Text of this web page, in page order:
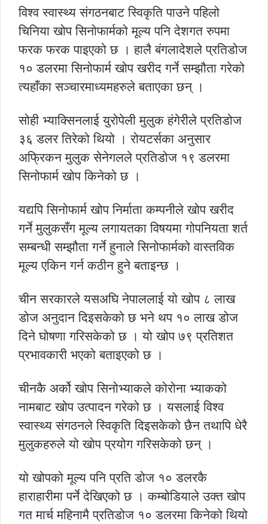
विश्व स्वास्थ्य संगठनबाट स्विकृति पाउने पहिलो
चिनिया खोप सिनोफार्मको मूल्य पनि देशगत रुपमा
फरक फरक पाइएको छ । हालै बंगलादेशले प्रतिडोज
१० डलरमा सिनोफार्म खोप खरीद गर्ने सम्झौता गरेको
त्यहाँका सञ्चारमाध्यमहरुले बताएका छन् ।
सोही भ्याक्सिनलाई युरोपेली मुलुक हंगेरीले प्रतिडोज
३६ डलर तिरेको थियो । रोयटर्सका अनुसार
अफ्रिकन मुलुक सेनेगलले प्रतिडोज १९ डलरमा
सिनोफार्म खोप किनेको छ ।
यद्यपि सिनोफार्म खोप निर्माता कम्पनीले खोप खरीद
गर्ने मुलुकसँग मूल्य लगायतका विषयमा गोपनियता शर्त
सम्बन्धी सम्झौता गर्ने हुनाले सिनोफार्मको वास्तविक
मूल्य एकिन गर्न कठीन हुने बताइन्छ ।
चीन सरकारले यसअघि नेपाललाई यो खोप ८ लाख
डोज अनुदान दिइसकेको छ भने थप १० लाख डोज
दिने घोषणा गरिसकेको छ । यो खोप ७९ प्रतिशत
प्रभावकारी भएको बताइएको छ ।
चीनकै अर्को खोप सिनोभ्याकले कोरोना भ्याकको
नामबाट खोप उत्पादन गरेको छ । यसलाई विश्व
स्वास्थ्य संगठनले स्विकृति दिइसकेको छैन तथापि धेरै
मुलुकहरुले यो खोप प्रयोग गरिसकेको छन् ।
यो खोपको मूल्य पनि प्रति डोज १० डलरकै
हाराहारीमा पर्ने देखिएको छ । कम्बोडियाले उक्त खोप
गत मार्च महिनामै प्रतिडोज १० डलरमा किनेको थियो